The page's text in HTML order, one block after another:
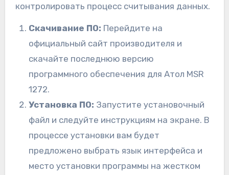
контролировать процесс считывания данных.
Скачивание ПО: Перейдите на
официальный сайт производителя и
скачайте последнюю версию
программного обеспечения для Атол MSR
1272.
Установка ПО: Запустите установочный
файл и следуйте инструкциям на экране. В
процессе установки вам будет
предложено выбрать язык интерфейса и
место установки программы на жестком